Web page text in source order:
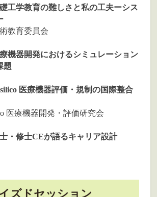
工学教育の難しさと私の工夫ーシス
教育委員会
機器開発におけるシミュレーション
題
医療機器評価・規制の国際整合
医療機器開発・評価研究会
・修士CEが語るキャリア設計
ズドセッション